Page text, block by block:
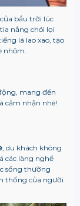
bầu trời lúc
nắng chói lọi
lá lao xao, tạo
nhõm.
mang đến
cảm nhận nhé!
, du khách không
các làng nghề
sống thường
thống của người